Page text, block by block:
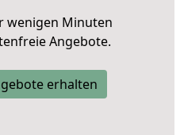
wenigen Minuten
Angebote.
erhalten